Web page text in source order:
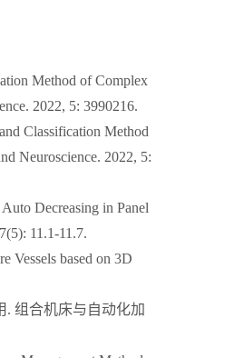
Method of Complex
2022, 5: 3990216.
Classification Method
Neuroscience. 2022, 5:
Decreasing in Panel
11.1-11.7.
Vessels based on 3D
. 组合机床与自动化加